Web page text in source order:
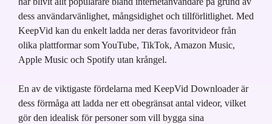
dess användarvänlighet, mångsidighet och tillförlitlighet. Med
KeepVid kan du enkelt ladda ner deras favoritvideor från
olika plattformar som YouTube, TikTok, Amazon Music,
Apple Music och Spotify utan krångel.
En av de viktigaste fördelarna med KeepVid Downloader är
dess förmåga att ladda ner ett obegränsat antal videor, vilket
gör den idealisk för personer som vill bygga sina